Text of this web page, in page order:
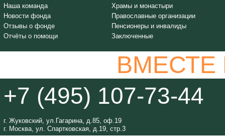
Наша команда
Новости фонда
Отзывы о фонде
Отчёты о помощи
Храмы и монастыри
Православные организации
Пенсионеры и инвалиды
Заключенные
+7 (495) 107-73-44
г. Жуковский, ул.Гагарина, д.85, оф.19
г. Москва, ул. Спартковская, д.19, стр.3